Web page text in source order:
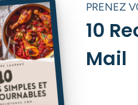
PRENEZ
10
Mail